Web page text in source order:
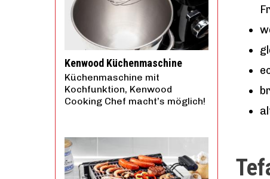
Kenwood Küchenmaschine
Küchenmaschine mit
Kochfunktion, Kenwood
Cooking Chef macht’s möglich!